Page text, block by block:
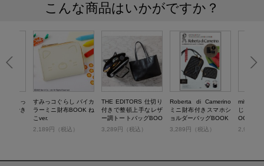
こんな商品はいかがですか？
ー たっ
納でき
すみっコぐらし バイカ
ラーミニ財布BOOK ね
こver.
2,189円（税込）
THE EDITORS 仕切り
付きで整頓上手なレザ
ー調トートバッグBOO
K3,289円（税込）
Roberta di Camerino
ミニ財布付きスマホシ
ョルダーバッグBOOK
3,289円（税込）
miffy カ
じゃば
OOK
2,970円